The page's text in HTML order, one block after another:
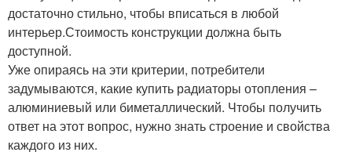
достаточно стильно, чтобы вписаться в любой
интерьер.Стоимость конструкции должна быть
доступной.
Уже опираясь на эти критерии, потребители
задумываются, какие купить радиаторы отопления –
алюминиевый или биметаллический. Чтобы получить
ответ на этот вопрос, нужно знать строение и свойства
каждого из них.